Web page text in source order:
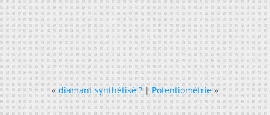
« diamant synthétisé ?|Potentiométrie »